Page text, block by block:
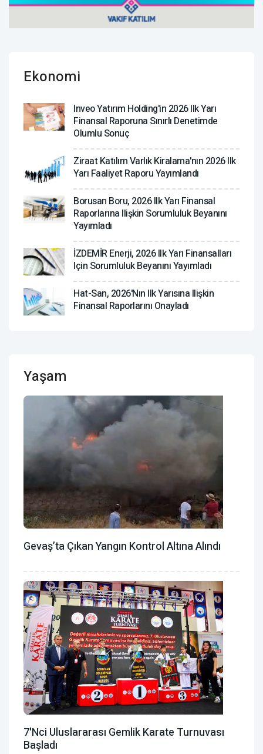
Ekonomi
Inveo Yatırım Holding'in 2026 Ilk Yarı
Finansal Raporuna Sınırlı Denetimde
Olumlu Sonuç
Ziraat Katılım Varlık Kiralama'nın 2026 Ilk
Yarı Faaliyet Raporu Yayımlandı
Borusan Boru, 2026 Ilk Yarı Finansal
Raporlarına Ilişkin Sorumluluk Beyanını
Yayımladı
İZDEMİR Enerji, 2026 Ilk Yarı Finansalları
Için Sorumluluk Beyanını Yayımladı
Hat-San, 2026'nın Ilk Yarısına Ilişkin
Finansal Raporlarını Onayladı
Yaşam
Gevaş’ta Çıkan Yangın Kontrol Altına Alındı
7'nci Uluslararası Gemlik Karate Turnuvası
Başladı